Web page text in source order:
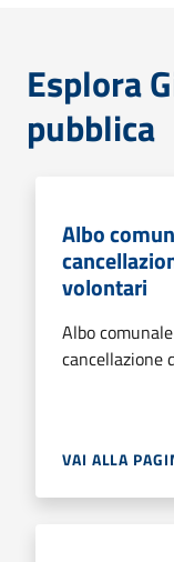
Esplora
pubblica
Albo
volontari
Albo
cancellazione
VAI ALLA